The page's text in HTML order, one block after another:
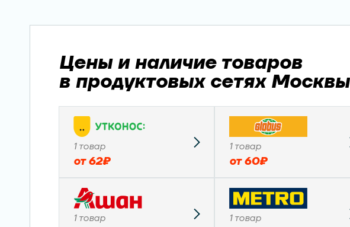
Цены и наличие товаров
в продуктовых сетях Москвы
1 товар
от62₽
1 товар
от60₽
1 товар 1 товар